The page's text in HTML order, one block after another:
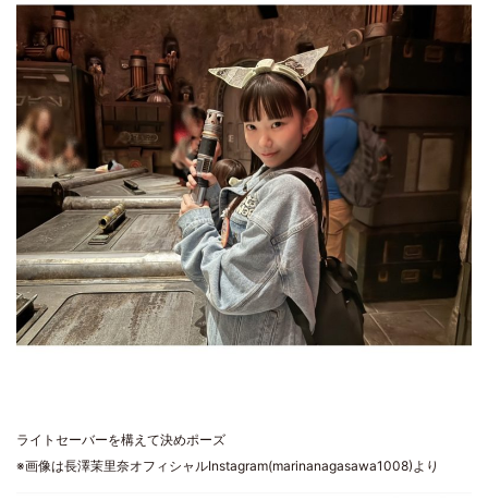
ライトセーバーを構えて決めポーズ
※画像は長澤茉里奈オフィシャルInstagram(marinanagasawa1008)より